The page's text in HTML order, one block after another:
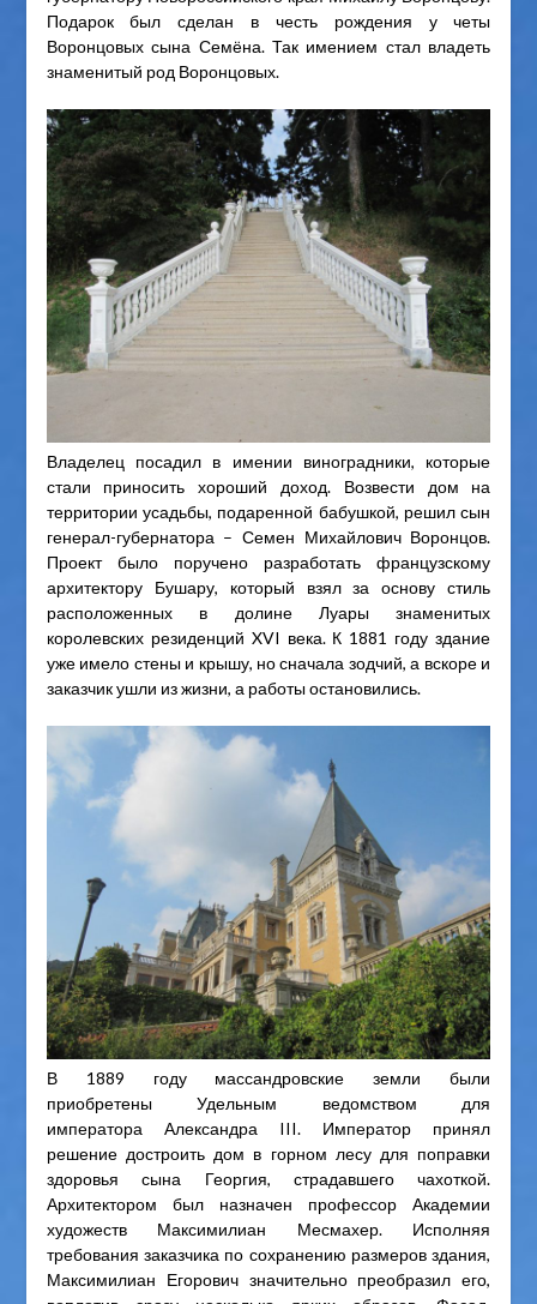
Подарок был сделан в честь рождения у четы
Воронцовых сына Семёна. Так имением стал владеть
знаменитый род Воронцовых.
Владелец посадил в имении виноградники, которые
стали приносить хороший доход. Возвести дом на
территории усадьбы, подаренной бабушкой, решил сын
генерал-губернатора – Семен Михайлович Воронцов.
Проект было поручено разработать французскому
архитектору Бушару, который взял за основу стиль
расположенных в долине Луары знаменитых
королевских резиденций XVI века. К 1881 году здание
уже имело стены и крышу, но сначала зодчий, а вскоре и
заказчик ушли из жизни, а работы остановились.
В 1889 году массандровские земли были
приобретены Удельным ведомством для
императора Александра III. Император принял
решение достроить дом в горном лесу для поправки
здоровья сына Георгия, страдавшего чахоткой.
Архитектором был назначен профессор Академии
художеств Максимилиан Месмахер. Исполняя
требования заказчика по сохранению размеров здания,
Максимилиан Егорович значительно преобразил его,